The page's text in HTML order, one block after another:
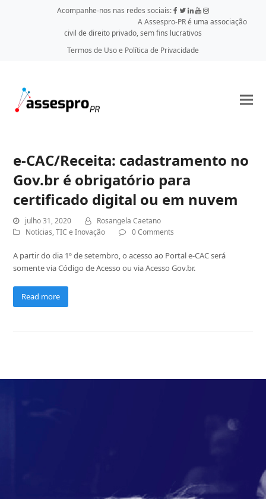
Acompanhe-nos nas redes sociais:
A Assespro-PR é uma associação
civil de direito privado, sem fins lucrativos
Termos de Uso e Política de Privacidade
e-CAC/Receita: cadastramento no
Gov.br é obrigatório para
certificado digital ou em nuvem
julho 31, 2020
Rosangela Caetano
Notícias,TIC e Inovação 0 Comments
A partir do dia 1º de setembro, o acesso ao Portal e-CAC será
somente via Código de Acesso ou via Acesso Gov.br.
Read more